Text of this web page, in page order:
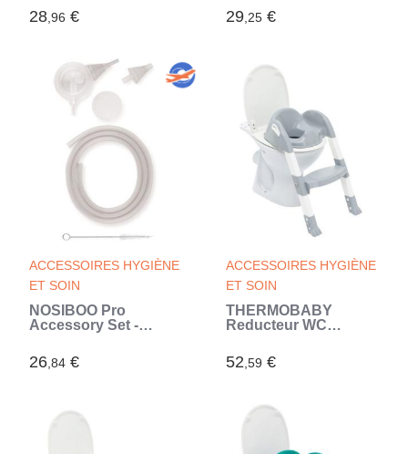
(Rose)
28,96 € 29,25 €
ACCESSOIRES HYGIÈNE
ET SOIN
NOSIBOO Pro
Accessory Set -
d'accessoires - Gris
(Gris)
26,84 €
ACCESSOIRES HYGIÈNE
ET SOIN
THERMOBABY
Reducteur WC
Charme (Gris)
52,59 €